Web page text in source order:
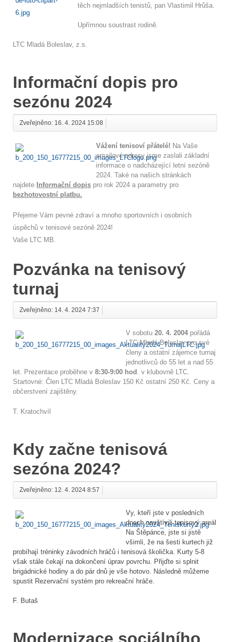
těch nejmladších tenistů, pan Vlastimil Hrůša.
Upřímnou soustrast rodině.
LTC Mladá Boleslav, z.s.
Informační dopis pro
sezónu 2024
Zveřejněno: 16. 4. 2024 15:08
Vážení tenisoví přátelé! Na Vaše
emailové adresy jsme zaslali základní
informace o nadcházející letní sezóně
2024. Také na našich stránkách
najdete Informační dopis pro rok 2024 a parametry pro
bezhotovostní platbu.
Přejeme Vám pevné zdraví a mnoho sportovních i osobních
úspěchů v tenisové sezóně 2024!
Vaše LTC MB.
Pozvánka na tenisový
turnaj
Zveřejněno: 14. 4. 2024 7:37
V sobotu 20. 4. 2004 pořádá
LTC Mladá Boleslav pro své
členy a ostatní zájemce turnaj
jednotlivců do 55 let a nad 55
let. Prezentace proběhne v 8:30-9:00 hod . v klubovně LTC.
Startovné: Člen LTC Mladá Boleslav 150 Kč ostatní 250 Kč. Ceny a
občerstvení zajištěny.
T. Kratochvíl
Kdy začne tenisová
sezóna 2024?
Zveřejněno: 12. 4. 2024 8:57
Vy, kteří jste v posledních
dnech navštívili tenisový areál
Na Štěpánce, jste si jistě
všimli, že na šesti kurtech již
probíhají tréninky závodních hráčů i tenisová školička. Kurty 5-8
však stále čekají na dokončení úprav povrchu. Přijďte si splnit
brigádnické hodiny a do pár dnů je vše hotovo. Následně můžeme
spustit Rezervační systém pro rekreační hráče.
F. Butaš